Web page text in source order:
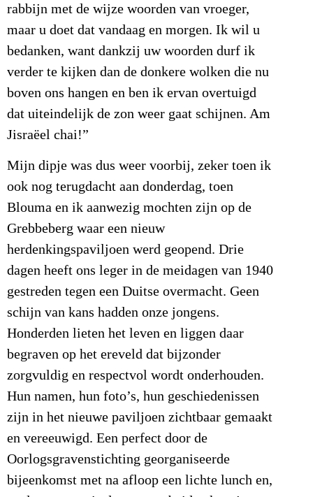
rabbijn met de wijze woorden van vroeger,
maar u doet dat vandaag en morgen. Ik wil u
bedanken, want dankzij uw woorden durf ik
verder te kijken dan de donkere wolken die nu
boven ons hangen en ben ik ervan overtuigd
dat uiteindelijk de zon weer gaat schijnen. Am
Jisraëel chai!”
Mijn dipje was dus weer voorbij, zeker toen ik
ook nog terugdacht aan donderdag, toen
Blouma en ik aanwezig mochten zijn op de
Grebbeberg waar een nieuw
herdenkingspaviljoen werd geopend. Drie
dagen heeft ons leger in de meidagen van 1940
gestreden tegen een Duitse overmacht. Geen
schijn van kans hadden onze jongens.
Honderden lieten het leven en liggen daar
begraven op het ereveld dat bijzonder
zorgvuldig en respectvol wordt onderhouden.
Hun namen, hun foto’s, hun geschiedenissen
zijn in het nieuwe paviljoen zichtbaar gemaakt
en vereeuwigd. Een perfect door de
Oorlogsgravenstichting georganiseerde
bijeenkomst met na afloop een lichte lunch en,